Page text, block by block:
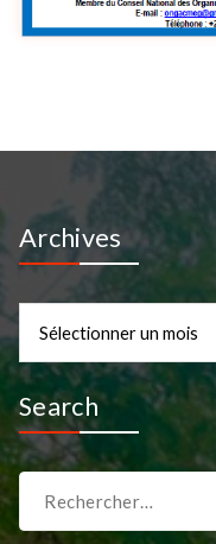
Archives
Search
pour :